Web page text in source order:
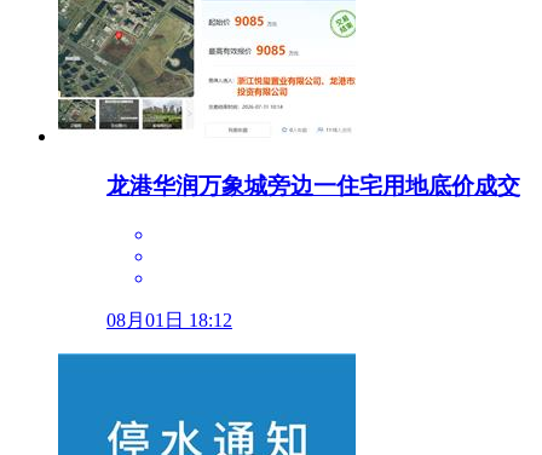
龙港华润万象城旁边一住宅用地底价成交
08月01日 18:12